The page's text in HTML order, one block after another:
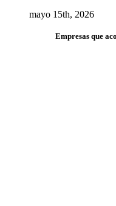
mayo 15th, 2026
Empresas que